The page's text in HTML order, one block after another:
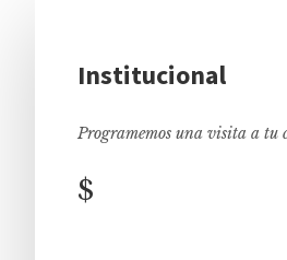
Institucional
Programemos una visita a tu
$